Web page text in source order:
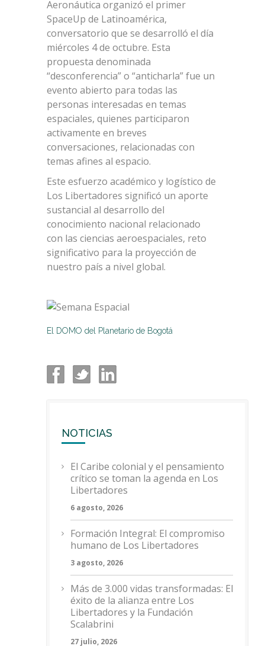
Aeronáutica organizó el primer
SpaceUp de Latinoamérica,
conversatorio que se desarrolló el día
miércoles 4 de octubre. Esta
propuesta denominada
“desconferencia” o “anticharla” fue un
evento abierto para todas las
personas interesadas en temas
espaciales, quienes participaron
activamente en breves
conversaciones, relacionadas con
temas afines al espacio.
Este esfuerzo académico y logístico de
Los Libertadores significó un aporte
sustancial al desarrollo del
conocimiento nacional relacionado
con las ciencias aeroespaciales, reto
significativo para la proyección de
nuestro país a nivel global.
El DOMO del Planetario de Bogotá
NOTICIAS
El Caribe colonial y el pensamiento
crítico se toman la agenda en Los
Libertadores
6 agosto, 2026
Formación Integral: El compromiso
humano de Los Libertadores
3 agosto, 2026
Más de 3.000 vidas transformadas: El
éxito de la alianza entre Los
Libertadores y la Fundación
Scalabrini
27 julio, 2026